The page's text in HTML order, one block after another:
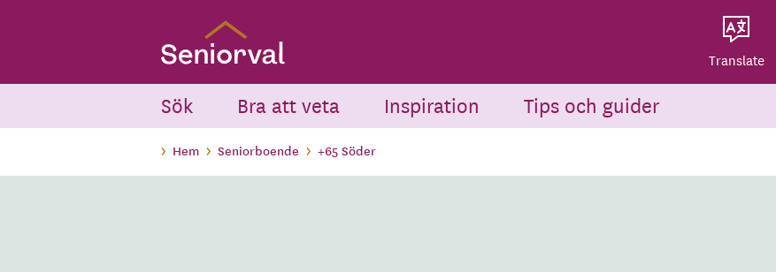
Translate
Sök Bra att veta Inspiration Tips och guider
Hem Seniorboende +65 Söder